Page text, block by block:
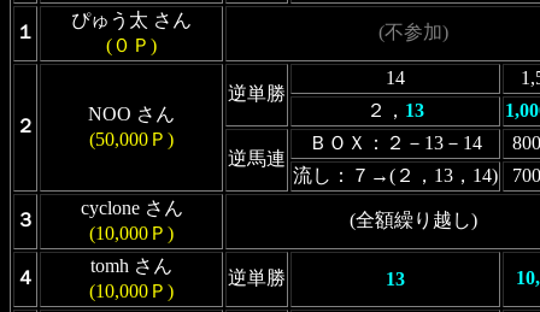
１
ぴゅう太 さん
(０Ｐ)
(不参加)
２
NOO さん
(50,000Ｐ)
逆単勝
14
２， 13
逆馬連
ＢＯＸ：２－13－14
流し：７→(２，13，14)
３
cyclone さん
(10,000Ｐ)
(全額繰り越し)
４
tomh さん
(10,000Ｐ)
逆単勝 13